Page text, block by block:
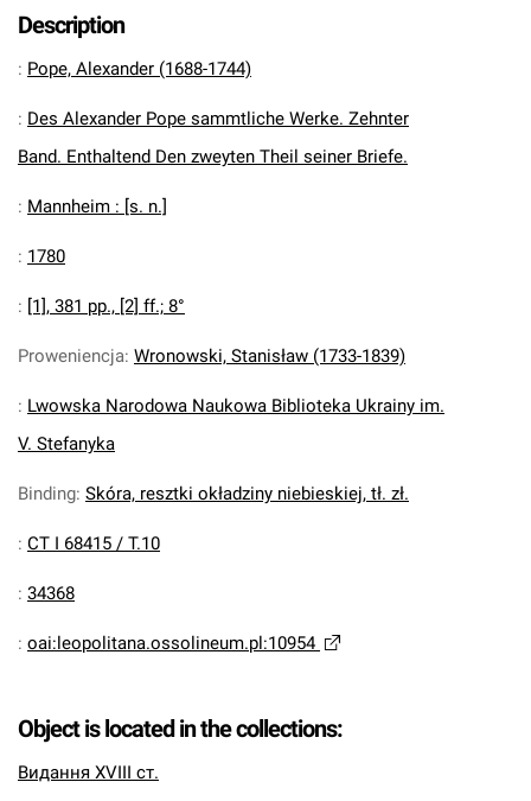
Description
: Pope, Alexander (1688-1744)
: Des Alexander Pope sammtliche Werke. Zehnter
Band. Enthaltend Den zweyten Theil seiner Briefe.
: Mannheim : [s. n.]
: 1780
: [1], 381 pp., [2] ff.; 8°
Proweniencja: Wronowski, Stanisław (1733-1839)
: Lwowska Narodowa Naukowa Biblioteka Ukrainy im.
V. Stefanyka
Binding: Skóra, resztki okładziny niebieskiej, tł. zł.
: CT I 68415 / T.10
: 34368
: oai:leopolitana.ossolineum.pl:10954
Object is located in the collections:
Видання XVIII ст.